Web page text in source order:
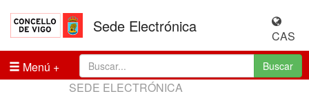
Sede Electrónica
CAS
Menú
Buscar
SEDE ELECTRÓNICA